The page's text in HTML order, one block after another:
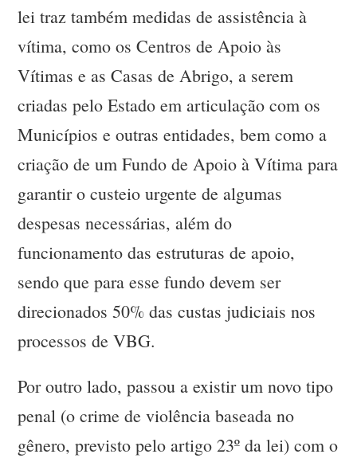
lei traz também medidas de assistência à
vítima, como os Centros de Apoio às
Vítimas e as Casas de Abrigo, a serem
criadas pelo Estado em articulação com os
Municípios e outras entidades, bem como a
criação de um Fundo de Apoio à Vítima para
garantir o custeio urgente de algumas
despesas necessárias, além do
funcionamento das estruturas de apoio,
sendo que para esse fundo devem ser
direcionados 50% das custas judiciais nos
processos de VBG.
Por outro lado, passou a existir um novo tipo
penal (o crime de violência baseada no
gênero, previsto pelo artigo 23º da lei) com o